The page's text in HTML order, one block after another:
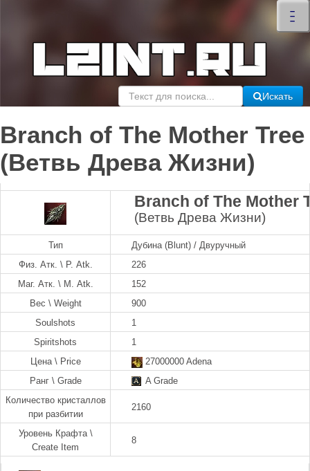
–
–
–
×
Искать
Branch of The Mother Tree
(Ветвь Древа Жизни)
Branch of The Mother
(Ветвь Древа Жизни)
Тип
Дубина (Blunt) / Двуручный
Физ. Атк. \ P. Atk.
226
Маг. Атк. \ M. Atk.
152
Вес \ Weight
900
Soulshots
1
Spiritshots
1
Цена \ Price
27000000 Adena
Ранг \ Grade
A Grade
Количество кристаллов
при разбитии
2160
Уровень Крафта \
Create Item
8